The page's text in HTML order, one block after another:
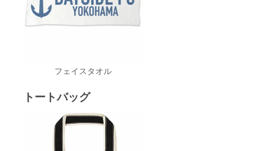
フェイスタオル
トートバッグ